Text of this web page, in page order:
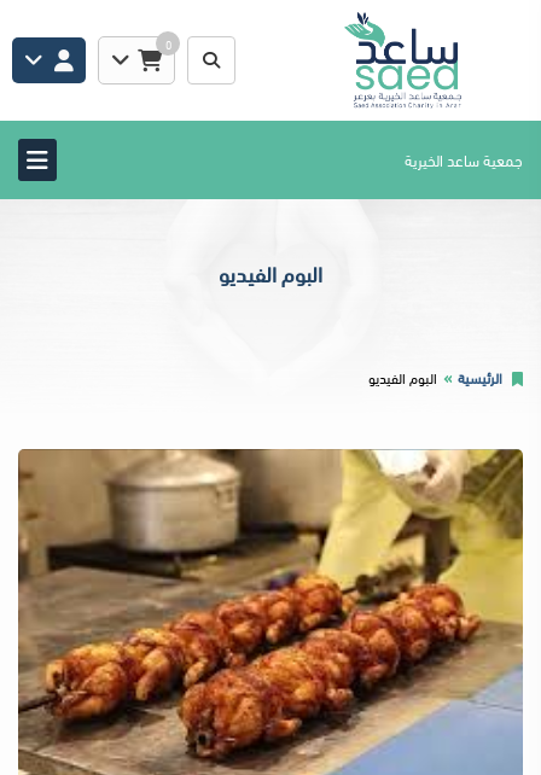
0
جمعية ساعد الخيرية
البوم الفيديو
الرئيسية البوم الفيديو